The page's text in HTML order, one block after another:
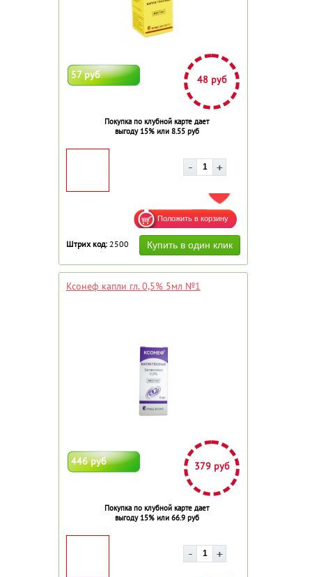
57 руб 48 руб
Покупка по клубной карте дает
выгоду 15% или 8.55 руб
ДОБАВИТЬ В ИЗБРАННОЕ
Штрих код: 2500
Ксонеф капли гл. 0,5% 5мл №1
446 руб 379 руб
Покупка по клубной карте дает
выгоду 15% или 66.9 руб